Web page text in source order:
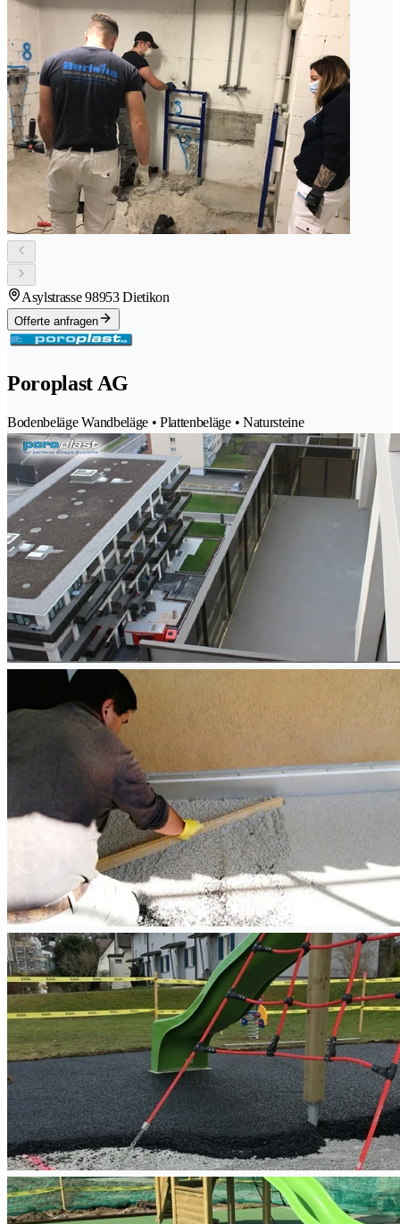
Asylstrasse 98953 Dietikon
Offerte anfragen
Poroplast AG
Bodenbeläge Wandbeläge • Plattenbeläge • Natursteine